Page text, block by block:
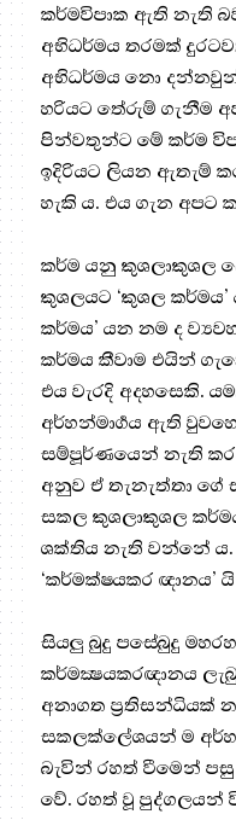
කර්මවිපාක ඇති නැති
අභිධර්මය තරමක්
අභිධර්මය නො
හරියට තේරුම් ගැනීම
පින්වතුන්ට මේ කර්ම
ඉදිරියට ලියන ඇතැම්
හැකි ය. එය ගැන අපට
කර්ම යනු කුශලාකුශල
කුශලයට ‘කුශල
කර්මය’ යන නම ද
කර්මය කීවාම එයින්
එය වැරදි අදහසෙකි.
අර්හන්මාර්‍ගය ඇති
සම්පූර්ණයෙන් නැති
අනුව ඒ තැනැත්තා
සකල කුශලාකුශල
ශක්තිය නැති වන්නේ ය.
‘කර්මක්ෂයකර ඥානය’
සියලු බුදු පසේබුදු
කර්මක්‍ෂයකරඥානය
අනාගත ප්‍ර‍තිසන්ධියක්
සකලක්ලේශයන් ම
බැවින් රහත් වීමෙන්
වේ. රහත් වූ පුද්ගලයන්